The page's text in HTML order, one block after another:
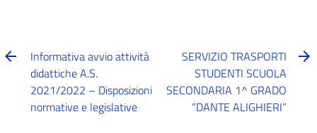
Informativa avvio attività
didattiche A.S.
2021/2022 – Disposizioni
normative e legislative
SERVIZIO TRASPORTI
STUDENTI SCUOLA
SECONDARIA 1^ GRADO
“DANTE ALIGHIERI”